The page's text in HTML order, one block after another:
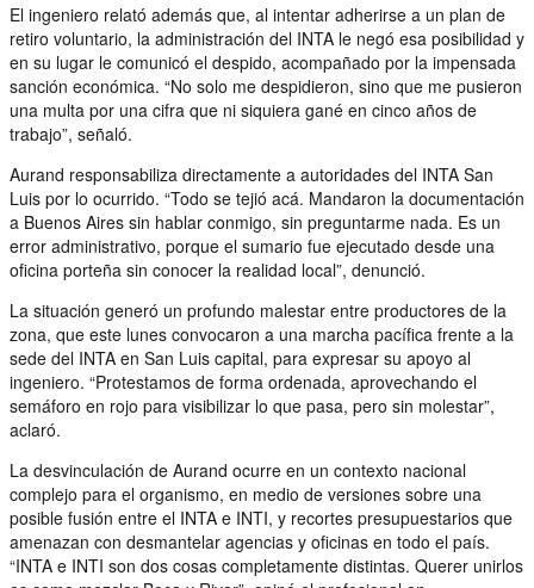
El ingeniero relató además que, al intentar adherirse a un plan de
retiro voluntario, la administración del INTA le negó esa posibilidad y
en su lugar le comunicó el despido, acompañado por la impensada
sanción económica. “No solo me despidieron, sino que me pusieron
una multa por una cifra que ni siquiera gané en cinco años de
trabajo”, señaló.
Aurand responsabiliza directamente a autoridades del INTA San
Luis por lo ocurrido. “Todo se tejió acá. Mandaron la documentación
a Buenos Aires sin hablar conmigo, sin preguntarme nada. Es un
error administrativo, porque el sumario fue ejecutado desde una
oficina porteña sin conocer la realidad local”, denunció.
La situación generó un profundo malestar entre productores de la
zona, que este lunes convocaron a una marcha pacífica frente a la
sede del INTA en San Luis capital, para expresar su apoyo al
ingeniero. “Protestamos de forma ordenada, aprovechando el
semáforo en rojo para visibilizar lo que pasa, pero sin molestar”,
aclaró.
La desvinculación de Aurand ocurre en un contexto nacional
complejo para el organismo, en medio de versiones sobre una
posible fusión entre el INTA e INTI, y recortes presupuestarios que
amenazan con desmantelar agencias y oficinas en todo el país.
“INTA e INTI son dos cosas completamente distintas. Querer unirlos